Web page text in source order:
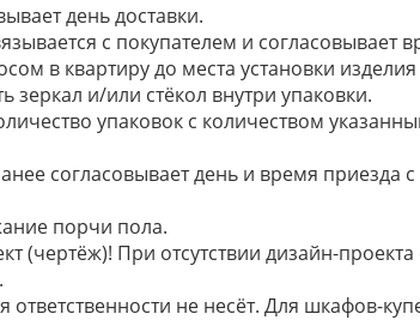
день доставки.
с покупателем и согласовывает
в квартиру до места установки изделия
зеркал и/или стёкол внутри упаковки.
упаковок с количеством
согласовывает день и время приезда
порчи пола.
(чертёж)! При отсутствии дизайн-
ответственности не несёт. Для шкафов-